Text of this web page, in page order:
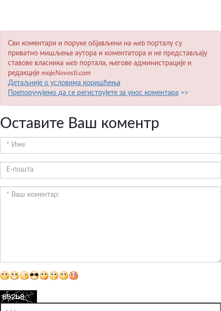
Сви коментари и поруке објављени на wеb порталу су
приватно мишљење аутора и коментатора и не представљају
ставове власника wеb портала, његове администрације и
редакције mojeNovosti.com
Детаљније о условима коришћења
Препоручујемо да се региструјете за унос коментара >>
Оставите Ваш коментр